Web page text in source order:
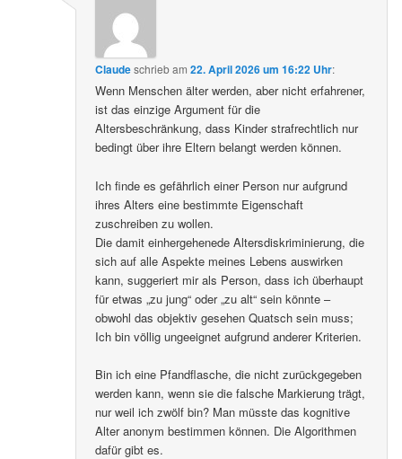
Claudeschriebam22. April 2026 um 16:22 Uhr:
Wenn Menschen älter werden, aber nicht erfahrener,
ist das einzige Argument für die
Altersbeschränkung, dass Kinder strafrechtlich nur
bedingt über ihre Eltern belangt werden können.
Ich finde es gefährlich einer Person nur aufgrund
ihres Alters eine bestimmte Eigenschaft
zuschreiben zu wollen.
Die damit einhergehenede Altersdiskriminierung, die
sich auf alle Aspekte meines Lebens auswirken
kann, suggeriert mir als Person, dass ich überhaupt
für etwas „zu jung“ oder „zu alt“ sein könnte –
obwohl das objektiv gesehen Quatsch sein muss;
Ich bin völlig ungeeignet aufgrund anderer Kriterien.
Bin ich eine Pfandflasche, die nicht zurückgegeben
werden kann, wenn sie die falsche Markierung trägt,
nur weil ich zwölf bin? Man müsste das kognitive
Alter anonym bestimmen können. Die Algorithmen
dafür gibt es.